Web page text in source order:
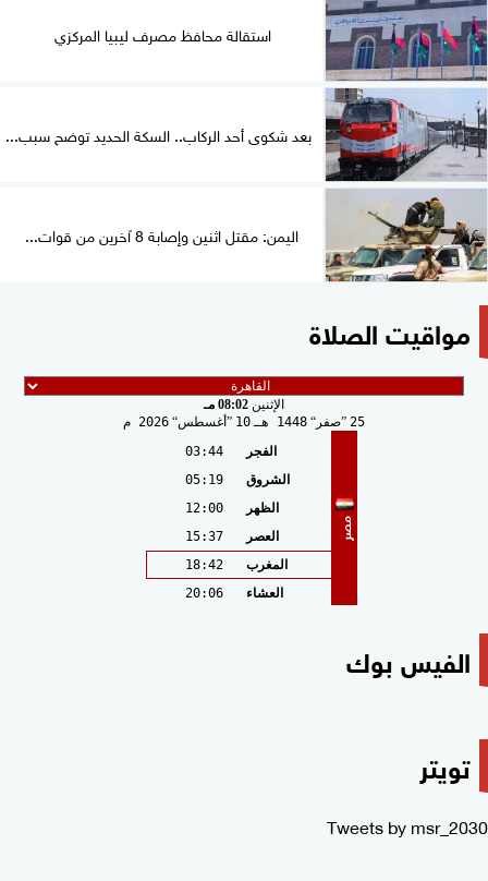
استقالة محافظ مصرف ليبيا المركزي
بعد شكوى أحد الركاب.. السكة الحديد توضح سبب...
اليمن: مقتل اثنين وإصابة 8 آخرين من قوات...
مواقيت الصلاة
الإثنين 08:02 مـ
25 صفر 1448 هـ 10 أغسطس 2026 م
مصر
الفجر
03:44
الشروق
05:19
الظهر
12:00
العصر
15:37
المغرب
18:42
العشاء
20:06
الفيس بوك
تويتر
Tweets by msr_2030